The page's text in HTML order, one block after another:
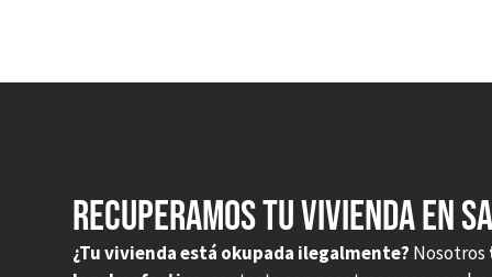
Recuperamos tu vivienda en
¿Tu vivienda está okupada ilegalmente? Nosotros